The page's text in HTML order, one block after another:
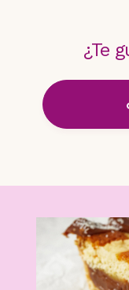
¿Te